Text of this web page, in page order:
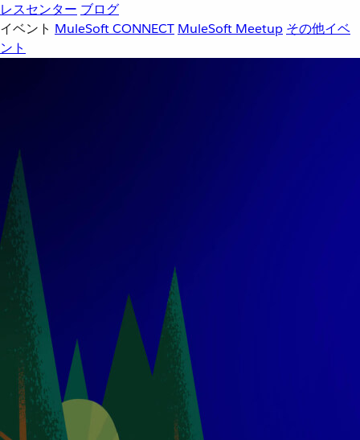
レスセンター ブログ
イベント MuleSoft CONNECT MuleSoft Meetup その他イベ
ント